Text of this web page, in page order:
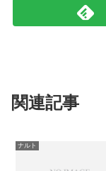
関連記事
ナルト